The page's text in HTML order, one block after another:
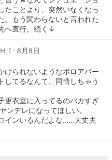
たことより、突然いなくなっ
。もう関わらないと言われた
へ直行。続く↓
8月8日
けられないようなボロアパー
してるなんて、同情しちゃう
更衣室に入ってるのバカすぎ
ンデレになってほしい。
インいるんだよな……大丈夫